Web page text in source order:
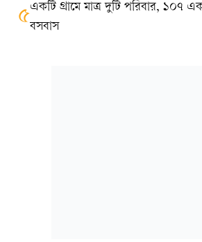
৫একটি গ্রামে মাত্র দুটি পরিবার, ১০৭
বসবাস